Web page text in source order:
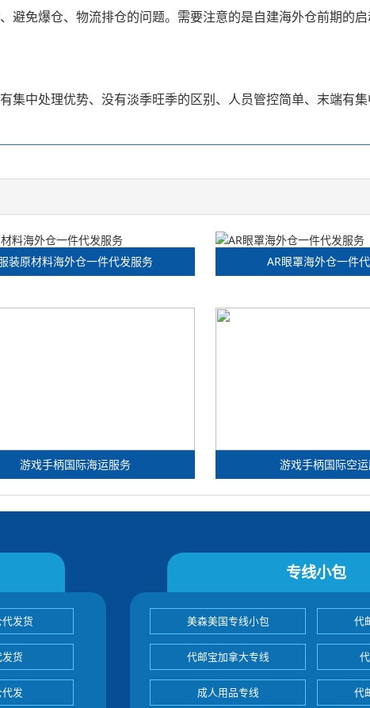
避免爆仓、物流排仓的问题。需要注意的是自建海外仓前期的
集中处理优势、没有淡季旺季的区别、人员管控简单、末端有
装原材料海外仓一件代发服务 AR眼罩海外仓一件
游戏手柄国际海运服务 游戏手柄国际空
发货
货
发
专线小包
美森美国专线小包 代
代邮宝加拿大专线
成人用品专线 代